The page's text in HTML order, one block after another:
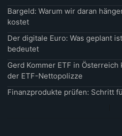
Bargeld: Warum wir daran
kostet
Der digitale Euro: Was geplant
bedeutet
Gerd Kommer ETF in
der ETF-Nettopolizze
Finanzprodukte prüfen: Schritt